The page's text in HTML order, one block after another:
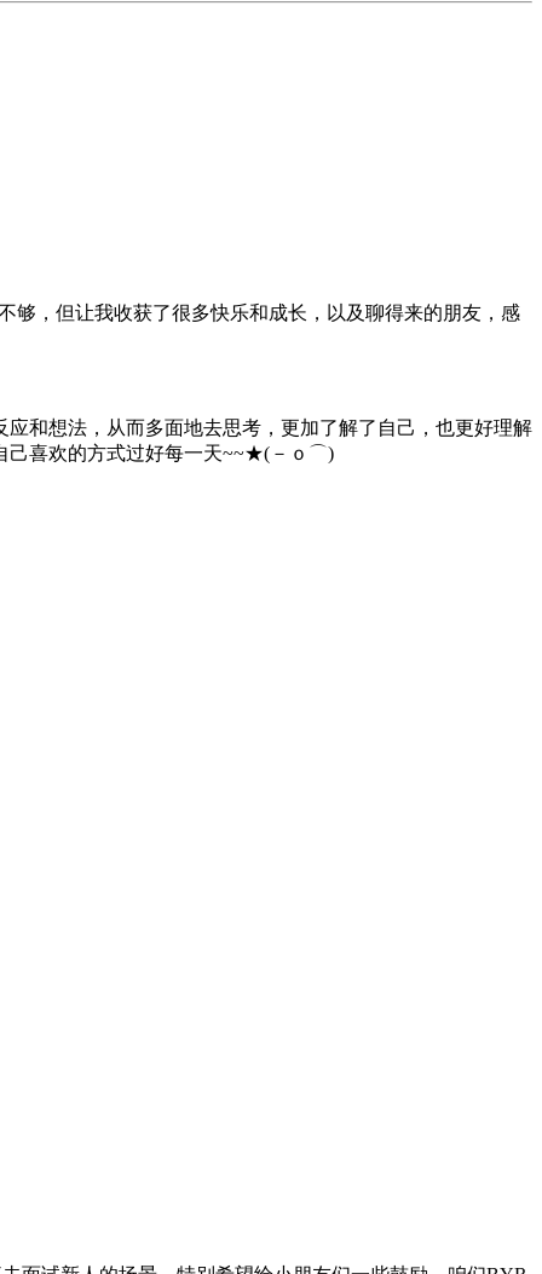
，但让我收获了很多快乐和成长，以及聊得来的朋友，感
和想法，从而多面地去思考，更加了解了自己，也更好理解
己喜欢的方式过好每一天~~★(－ｏ⌒)